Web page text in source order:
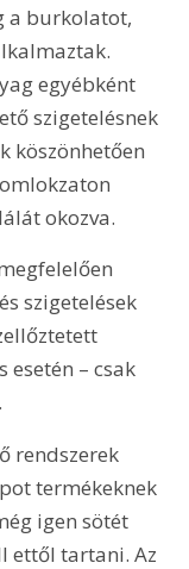
a burkolatot,
egyébként
szigetelésnek
köszönhetően
okozva.
szigetelések
esetén – csak
rendszerek
termékeknek
igen sötét
ettől tartani. Az